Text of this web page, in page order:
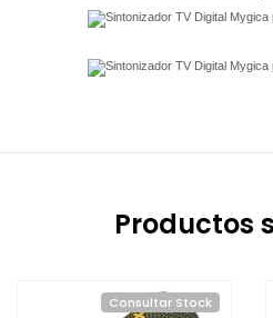
Productos
Consultar Stock